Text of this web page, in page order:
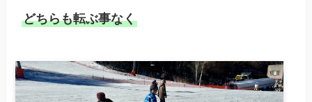
どちらも転ぶ事なく